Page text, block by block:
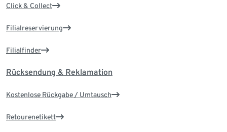
Click & Collect
Filialreservierung
Filialfinder
Rücksendung & Reklamation
Kostenlose Rückgabe / Umtausch
Retourenetikett